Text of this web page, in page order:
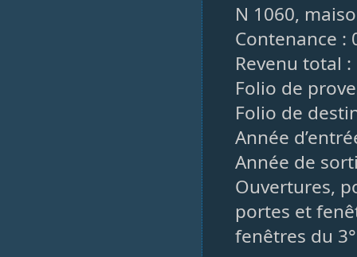
N 1060,
Contenance :
Revenu total
Folio de
Folio de
Année
Année de
Ouvertures,
portes et
fenêtres du